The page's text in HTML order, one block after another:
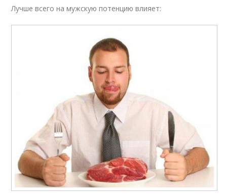
Лучше всего на мужскую потенцию влияет: